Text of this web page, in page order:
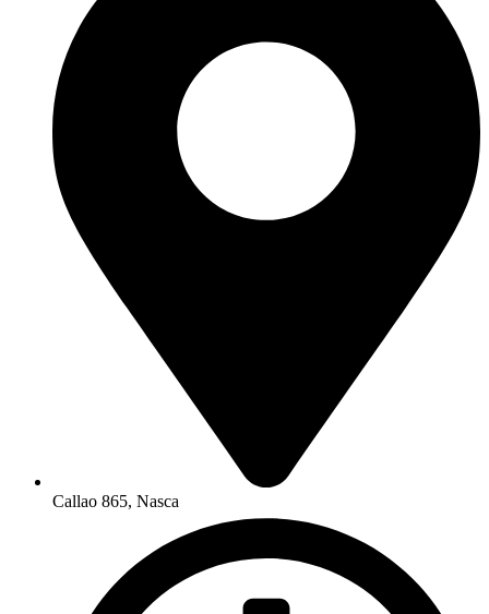
Callao 865, Nasca